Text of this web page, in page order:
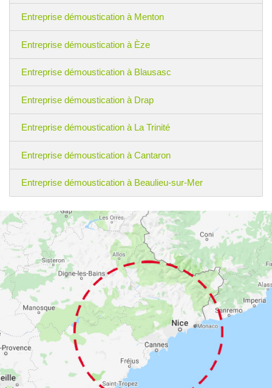
Entreprise démoustication à Menton
Entreprise démoustication à Èze
Entreprise démoustication à Blausasc
Entreprise démoustication à Drap
Entreprise démoustication à La Trinité
Entreprise démoustication à Cantaron
Entreprise démoustication à Beaulieu-sur-Mer